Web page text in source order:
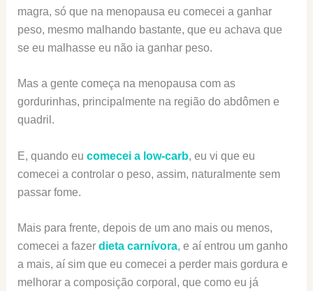
magra, só que na menopausa eu comecei a ganhar
peso, mesmo malhando bastante, que eu achava que
se eu malhasse eu não ia ganhar peso.
Mas a gente começa na menopausa com as
gordurinhas, principalmente na região do abdômen e
quadril.
E, quando eu comecei a low-carb, eu vi que eu
comecei a controlar o peso, assim, naturalmente sem
passar fome.
Mais para frente, depois de um ano mais ou menos,
comecei a fazer dieta carnívora, e aí entrou um ganho
a mais, aí sim que eu comecei a perder mais gordura e
melhorar a composição corporal, que como eu já